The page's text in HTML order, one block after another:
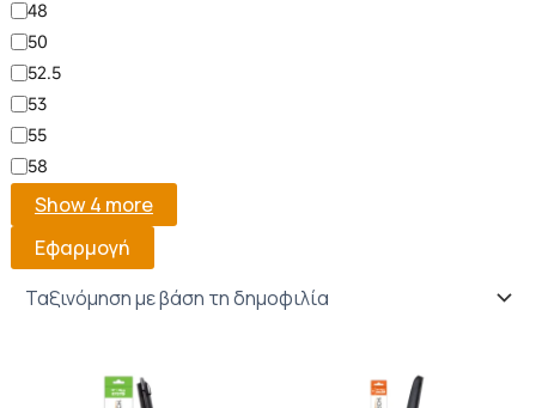
48
50
52.5
53
55
58
Show 4 more
Εφαρμογή